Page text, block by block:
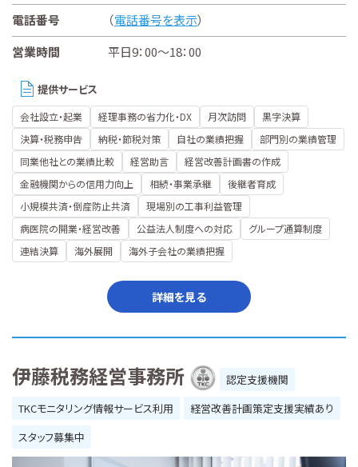
電話番号
（電話番号を表示）
営業時間
平日9：00～18：00
提供サービス
会社設立・起業 経理事務の省力化・DX 月次訪問
黒字決算
決算・税務申告
納税・節税対策 自社の業績把握
部門別の業績管理
同業他社との業績比較
経営助言
経営改善計画書の作成
金融機関からの信用力向上
相続・事業承継
後継者育成
小規模共済・倒産防止共済
現場別の工事利益管理
病医院の開業・経営改善
公益法人制度への対応
グループ通算制度
連結決算
海外展開 海外子会社の業績把握
詳細を見る
伊藤税務経営事務所
認定支援機関
TKCモニタリング情報サービス利用
経営改善計画策定支援実績あり
スタッフ募集中